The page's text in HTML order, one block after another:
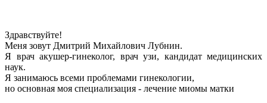
Здравствуйте!
Меня зовут Дмитрий Михайлович Лубнин.
Я врач акушер-гинеколог, врач узи, кандидат медицинских
наук.
Я занимаюсь всеми проблемами гинекологии,
но основная моя специализация - лечение миомы матки